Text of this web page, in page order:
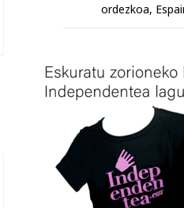
ordezkoa,